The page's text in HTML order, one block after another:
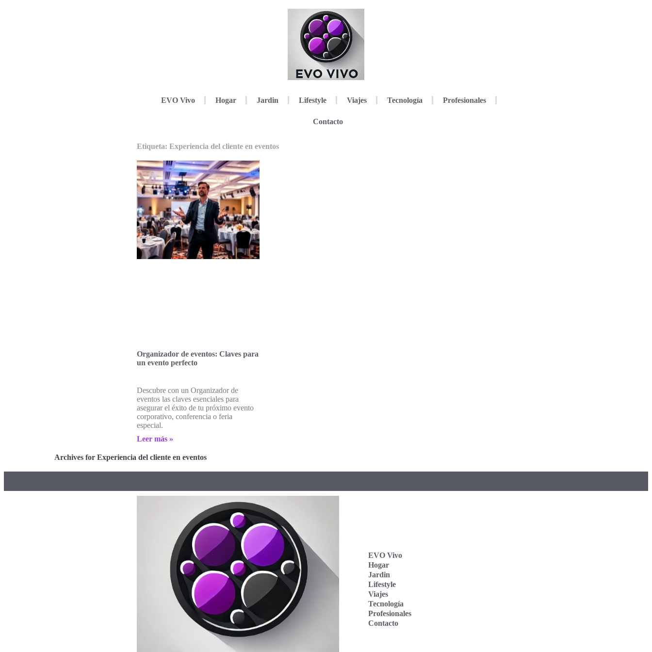
EVO Vivo Hogar Jardin Lifestyle Viajes Tecnología Profesionales
Contacto
Etiqueta: Experiencia del cliente en eventos
Organizador de eventos: Claves para
un evento perfecto
Descubre con un Organizador de
eventos las claves esenciales para
asegurar el éxito de tu próximo evento
corporativo, conferencia o feria
especial.
Leer más »
Archives for Experiencia del cliente en eventos
EVO Vivo
Hogar
Jardin
Lifestyle
Viajes
Tecnología
Profesionales
Contacto